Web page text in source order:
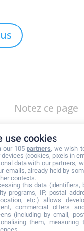
Notez ce page
Living
en
use cookies
our 105partners, we wish
devices (cookies, pixels in
data with our partners,
emails, already held by
contexts.
this data (identifiers,
programs, IP, postal
etc.) allows
commercial offers
(including by email,
them, measuring